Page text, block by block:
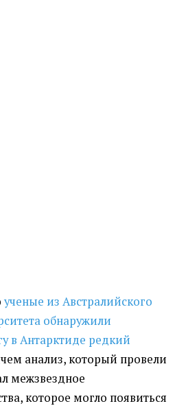
ученые из Австралийского
обнаружили
в Антарктиде редкий
анализ, который провели
межзвездное
которое могло появиться